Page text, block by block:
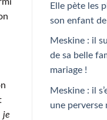
je
Elle pète les
son enfant
Meskine : il
de sa belle
mariage !
Meskine : il
une perverse